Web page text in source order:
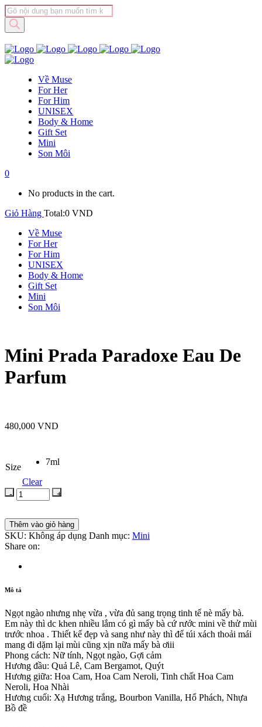
Tìm
kiếm
sản
Về Muse
For Her
For Him
UNISEX
Body & Home
Gift Set
Mini
Son Môi
0
No products in the cart.
Giỏ Hàng Total:0 VND
Về Muse
For Her
For Him
UNISEX
Body & Home
Gift Set
Mini
Son Môi
Mini Prada Paradoxe Eau De
Parfum
480,000 VND
Size
7ml
Clear
Thêm vào giỏ hàng
SKU: Không áp dụng Danh mục: Mini
Share on:
Mô tả
Ngọt ngào nhưng nhẹ vừa , vừa đủ sang trọng tinh tế nè mấy bà.
Em này thì dc khen nhiều lắm có gì mấy bà cứ rước mini về thử mùi
trước nhoa . Thiết kế đẹp và sang như này thì để túi xách thoải mái
mang đi dặm lại mùi cũng xịn nữa mấy bà ơiii
Phong cách: Nữ tính, Ngọt ngào, Gợi cảm
Hương đầu: Quả Lê, Cam Bergamot, Quýt
Hương giữa: Hoa Cam, Hoa Cam Neroli, Tinh chất Hoa Cam
Neroli, Hoa Nhài
Hương cuối: Xạ Hương trắng, Bourbon Vanilla, Hổ Phách, Nhựa
Bồ đề